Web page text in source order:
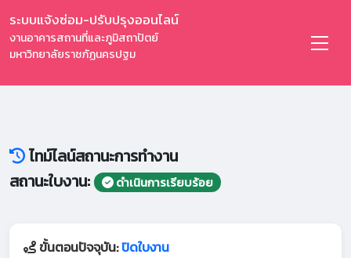
ระบบแจ้งซ่อม-ปรับปรุงออนไลน์
งานอาคารสถานที่และภูมิสถาปัตย์
มหาวิทยาลัยราชภัฏนครปฐม
ไทม์ไลน์สถานะการทำงาน
สถานะใบงาน:
ดำเนินการเรียบร้อย
ขั้นตอนปัจจุบัน:ปิดใบงาน